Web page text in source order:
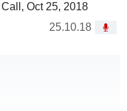
Oct 25, 2018
25.10.18